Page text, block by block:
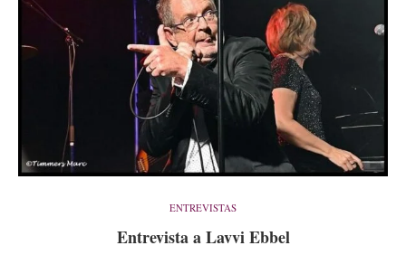
ENTREVISTAS
Entrevista a Lavvi Ebbel